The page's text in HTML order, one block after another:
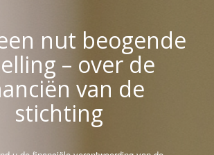
nut beogende
– over de
van de
stichting